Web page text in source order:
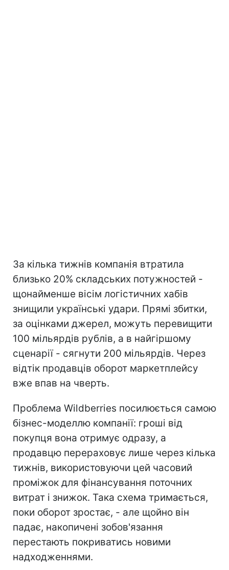
За кілька тижнів компанія втратила
близько 20% складських потужностей -
щонайменше вісім логістичних хабів
знищили українські удари. Прямі збитки,
за оцінками джерел, можуть перевищити
100 мільярдів рублів, а в найгіршому
сценарії - сягнути 200 мільярдів. Через
відтік продавців оборот маркетплейсу
вже впав на чверть.
Проблема Wildberries посилюється самою
бізнес-моделлю компанії: гроші від
покупця вона отримує одразу, а
продавцю перераховує лише через кілька
тижнів, використовуючи цей часовий
проміжок для фінансування поточних
витрат і знижок. Така схема тримається,
поки оборот зростає, - але щойно він
падає, накопичені зобов'язання
перестають покриватись новими
надходженнями.